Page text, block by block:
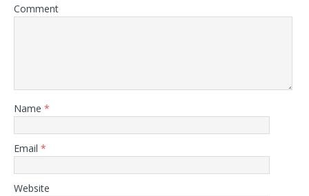
Comment
Name *
Email *
Website